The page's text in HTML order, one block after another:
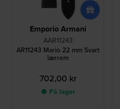
Emporio Armani
AAR11243
AR11243 Mario 22 mm Svart
lærrem
702,00 kr
● På lager